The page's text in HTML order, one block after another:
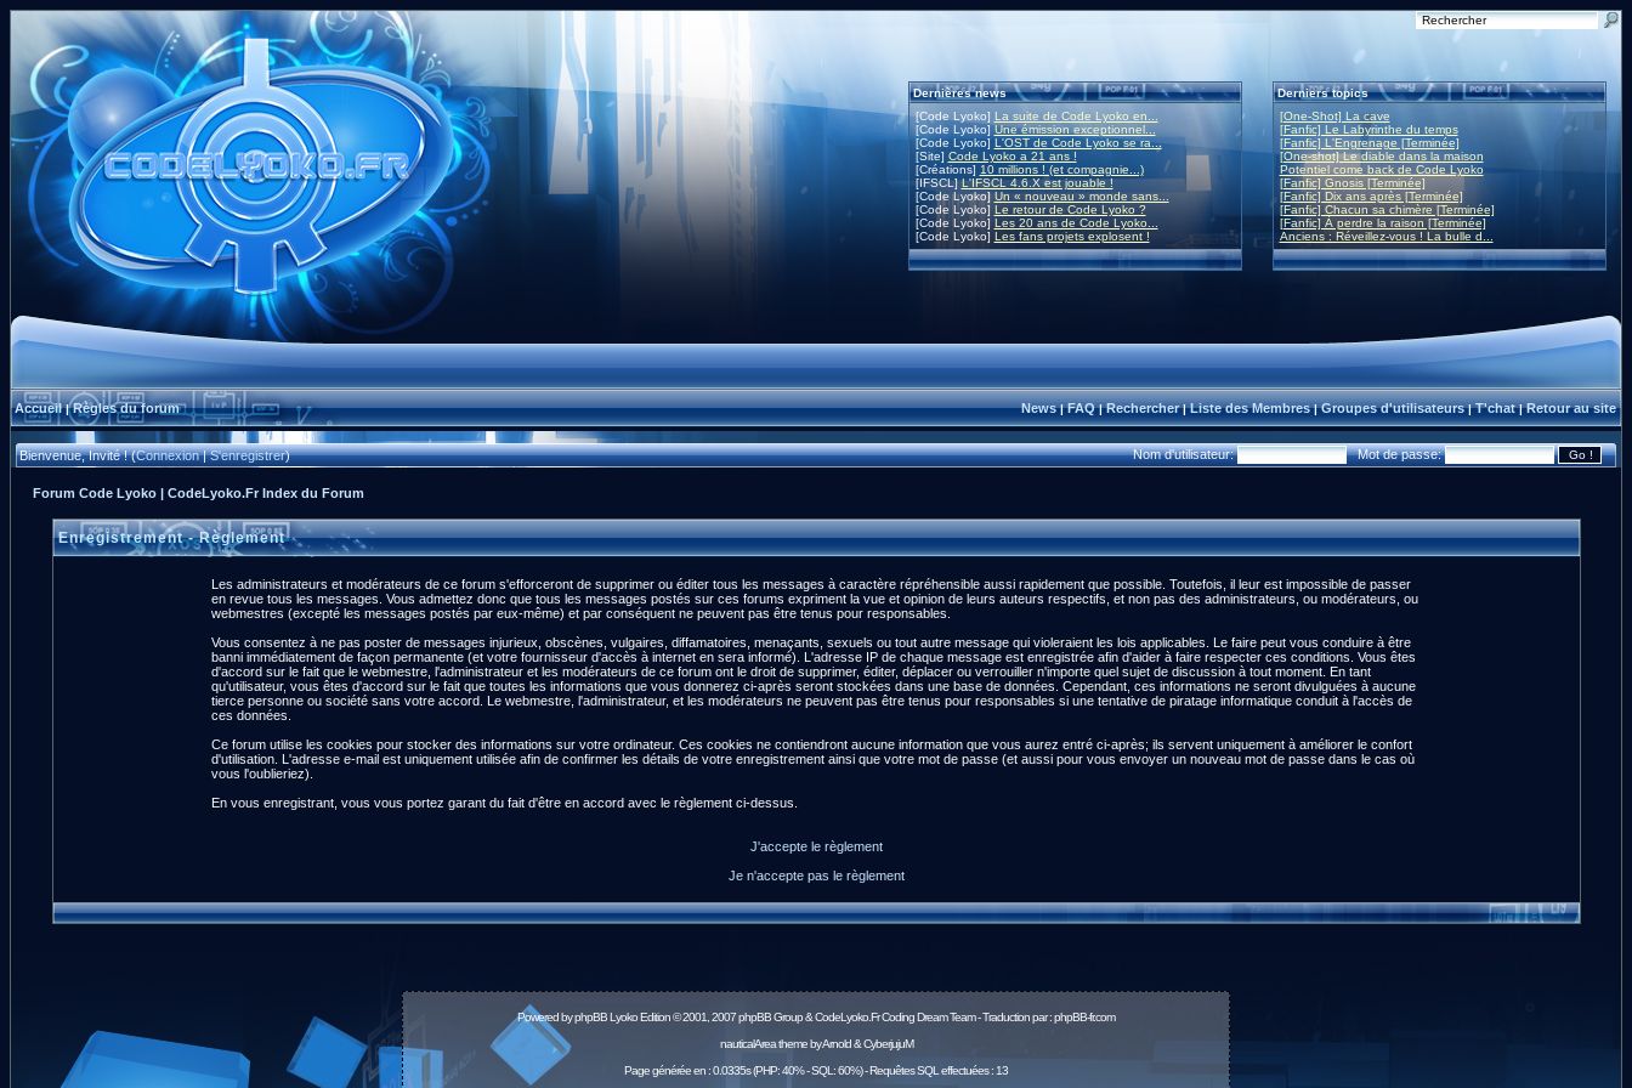
Dernières news
[Code Lyoko] La suite de Code Lyoko en...
[Code Lyoko]Une émission exceptionnel...
[Code Lyoko] L'OST de Code Lyoko se ra...
[Site] Code Lyoko a 21 ans !
[Créations] 10 millions ! (et compagnie...)
[IFSCL]L'IFSCL 4.6.X est jouable !
[Code Lyoko] Un « nouveau » monde sans...
[Code Lyoko] Le retour de Code Lyoko ?
[Code Lyoko] Les 20 ans de Code Lyoko...
[Code Lyoko] Les fans projets explosent !
Derniers topics
[One-Shot] La cave
[Fanfic] Le Labyrinthe du temps
[Fanfic] L'Engrenage [Terminée]
[One-shot] Le diable dans la maison
Potentiel come back de Code Lyoko
[Fanfic] Gnosis [Terminée]
[Fanfic] Dix ans après [Terminée]
[Fanfic] Chacun sa chimère [Terminée]
[Fanfic] À perdre la raison [Terminée]
Anciens : Réveillez-vous ! La bulle d...
Accueil|Règles du forum News|FAQ|Rechercher|Liste des Membres|Groupes d'utilisateurs|T'chat|Retour au site
Bienvenue, Invité ! (Connexion|S'enregistrer) Nom d'utilisateur: Mot de passe:
Forum Code Lyoko | CodeLyoko.Fr Index du Forum
Enregistrement - Règlement
Les administrateurs et modérateurs de ce forum s'efforceront de supprimer ou éditer tous les messages à caractère répréhensible aussi rapidement que possible. Toutefois, il leur est impossible de passer
en revue tous les messages. Vous admettez donc que tous les messages postés sur ces forums expriment la vue et opinion de leurs auteurs respectifs, et non pas des administrateurs, ou modérateurs, ou
webmestres (excepté les messages postés par eux-même) et par conséquent ne peuvent pas être tenus pour responsables.
Vous consentez à ne pas poster de messages injurieux, obscènes, vulgaires, diffamatoires, menaçants, sexuels ou tout autre message qui violeraient les lois applicables. Le faire peut vous conduire à être
banni immédiatement de façon permanente (et votre fournisseur d'accès à internet en sera informé). L'adresse IP de chaque message est enregistrée afin d'aider à faire respecter ces conditions. Vous êtes
d'accord sur le fait que le webmestre, l'administrateur et les modérateurs de ce forum ont le droit de supprimer, éditer, déplacer ou verrouiller n'importe quel sujet de discussion à tout moment. En tant
qu'utilisateur, vous êtes d'accord sur le fait que toutes les informations que vous donnerez ci-après seront stockées dans une base de données. Cependant, ces informations ne seront divulguées à aucune
tierce personne ou société sans votre accord. Le webmestre, l'administrateur, et les modérateurs ne peuvent pas être tenus pour responsables si une tentative de piratage informatique conduit à l'accès de
ces données.
Ce forum utilise les cookies pour stocker des informations sur votre ordinateur. Ces cookies ne contiendront aucune information que vous aurez entré ci-après; ils servent uniquement à améliorer le confort
d'utilisation. L'adresse e-mail est uniquement utilisée afin de confirmer les détails de votre enregistrement ainsi que votre mot de passe (et aussi pour vous envoyer un nouveau mot de passe dans le cas où
vous l'oublieriez).
En vous enregistrant, vous vous portez garant du fait d'être en accord avec le règlement ci-dessus.
J'accepte le règlement
Je n'accepte pas le règlement
Powered byphpBBLyoko Edition © 2001, 2007 phpBB Group & CodeLyoko.Fr Coding Dream Team - Traduction par :phpBB-fr.com
nauticalArea theme by Arnold & CyberjujuM
Page générée en : 0.0335s (PHP: 40% - SQL: 60%) - Requêtes SQL effectuées : 13